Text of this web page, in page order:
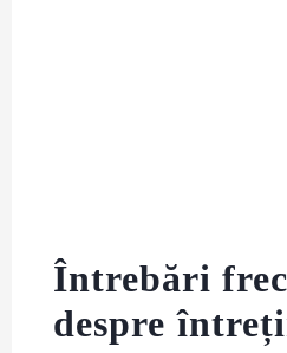
Întrebări
despre